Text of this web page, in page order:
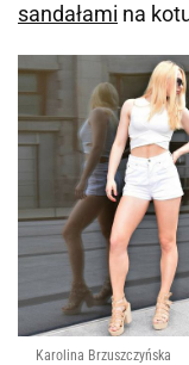
sandałami na
Karolina Brzuszczyńska